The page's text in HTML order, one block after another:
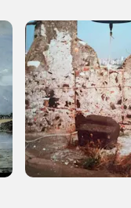
alla
te più
eventi